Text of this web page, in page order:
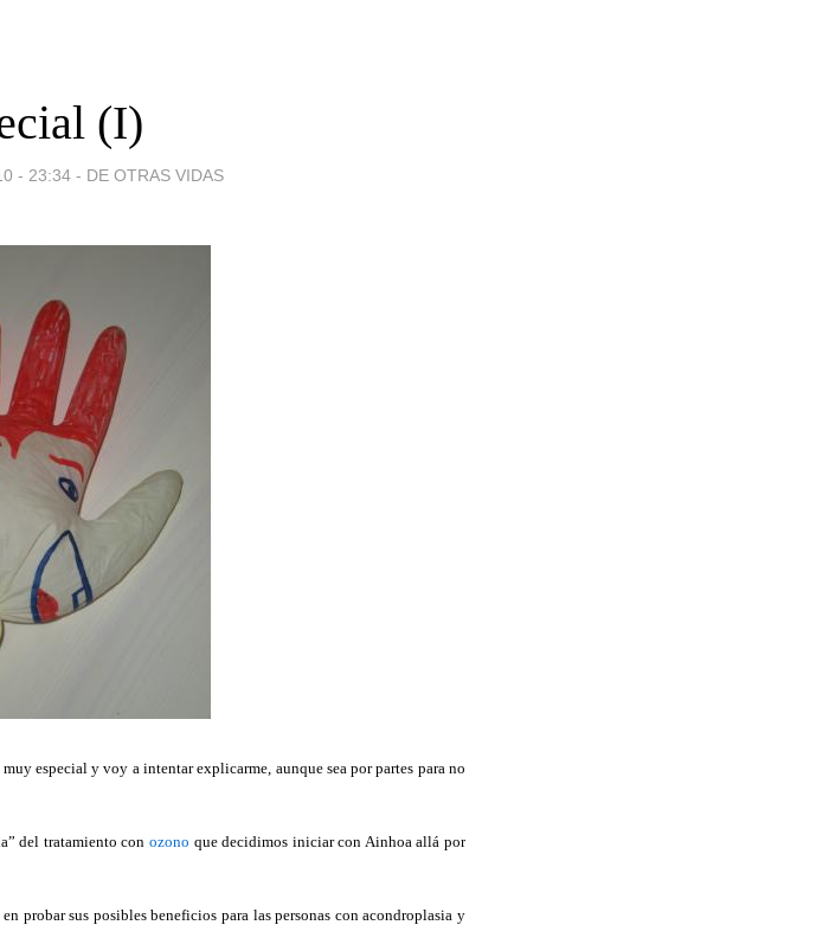
(I)
- 23:34 - DE OTRAS VIDAS
especial y voy a intentar explicarme, aunque sea por partes para no
del tratamiento con ozono que decidimos iniciar con Ainhoa allá por
en probar sus posibles beneficios para las personas con acondroplasia y